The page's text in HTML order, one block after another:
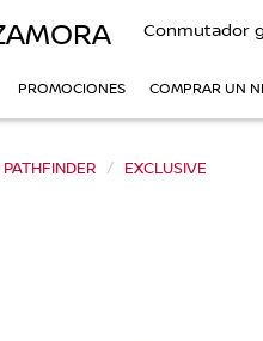
Conmutador
PROMOCIONES COMPRAR UN
PATHFINDER
EXCLUSIVE